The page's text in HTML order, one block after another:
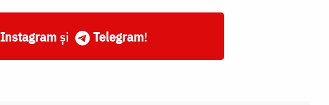
Instagram și Telegram!